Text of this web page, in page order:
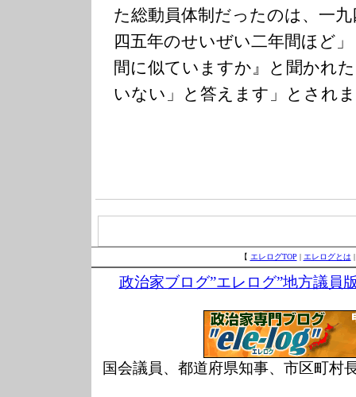
た総動員体制だったのは、一
四五年のせいぜい二年間ほど
間に似ていますか』と聞かれ
いない」と答えます」とされ
【 エレログTOP | エレログとは
政治家ブログ”エレログ”地方議員
国会議員、都道府県知事、市区町村